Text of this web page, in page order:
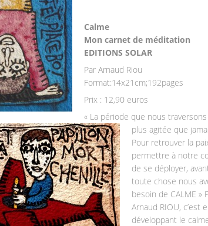
Calme
Mon carnet de méditation
EDITIONS SOLAR
Par Arnaud Riou
Format:14x21cm;192pages
Prix : 12,90 euros
« La période que nous
plus agitée que
Pour retrouver la
permettre à notre
de se déployer,
toute chose nous
besoin de CALME »
Arnaud RIOU, c’est
développant le